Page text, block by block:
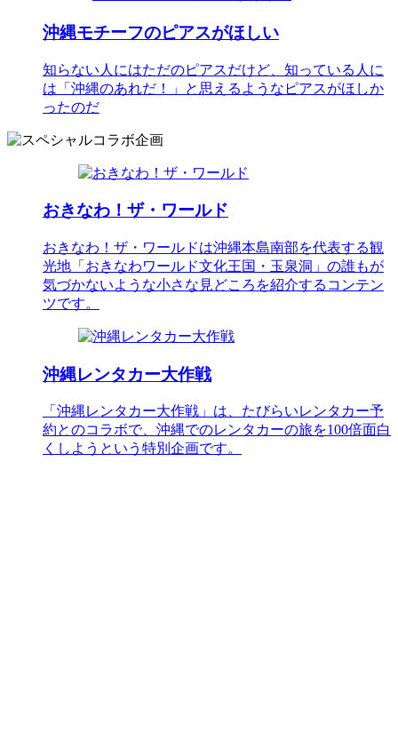
沖縄モチーフのピアスがほしい
知らない人にはただのピアスだけど、知っている人に
は「沖縄のあれだ！」と思えるようなピアスがほしか
ったのだ
おきなわ！ザ・ワールド
おきなわ！ザ・ワールドは沖縄本島南部を代表する観
光地「おきなわワールド文化王国・玉泉洞」の誰もが
気づかないような小さな見どころを紹介するコンテン
ツです。
沖縄レンタカー大作戦
「沖縄レンタカー大作戦」は、たびらいレンタカー予
約とのコラボで、沖縄でのレンタカーの旅を100倍面白
くしようという特別企画です。